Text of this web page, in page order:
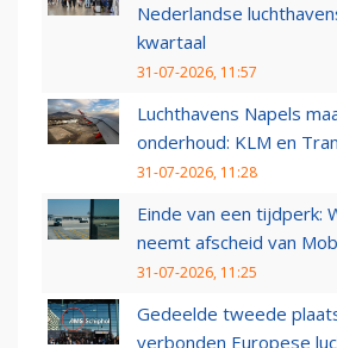
Nederlandse
kwartaal
31-07-2026, 11:57
Luchthavens Napels
onderhoud: KLM en
31-07-2026, 11:28
Einde van een tijdperk:
neemt afscheid van
31-07-2026, 11:25
Gedeelde tweede
verbonden Europese